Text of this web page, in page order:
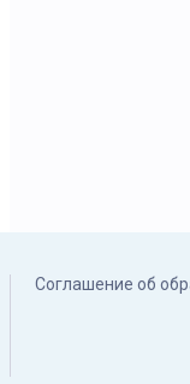
Соглашение об